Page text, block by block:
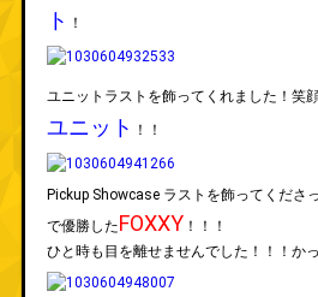
ト
！
ユニットラストを飾ってくれました！笑
ユニット
！！
Pickup Showcase ラストを飾ってくださ
で優勝したFOXXY ！！！
ひと時も目を離せませんでした！！！か